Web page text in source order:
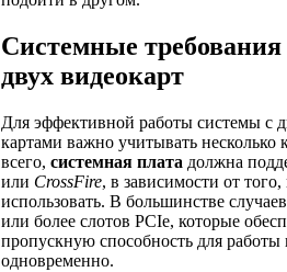
Системные требования
двух видеокарт
Для эффективной работы системы с
картами важно учитывать
всего, системная плата должна
или CrossFire, в зависимости от
использовать. В большинстве
или более слотов PCIe, которые
пропускную способность для работы
одновременно.